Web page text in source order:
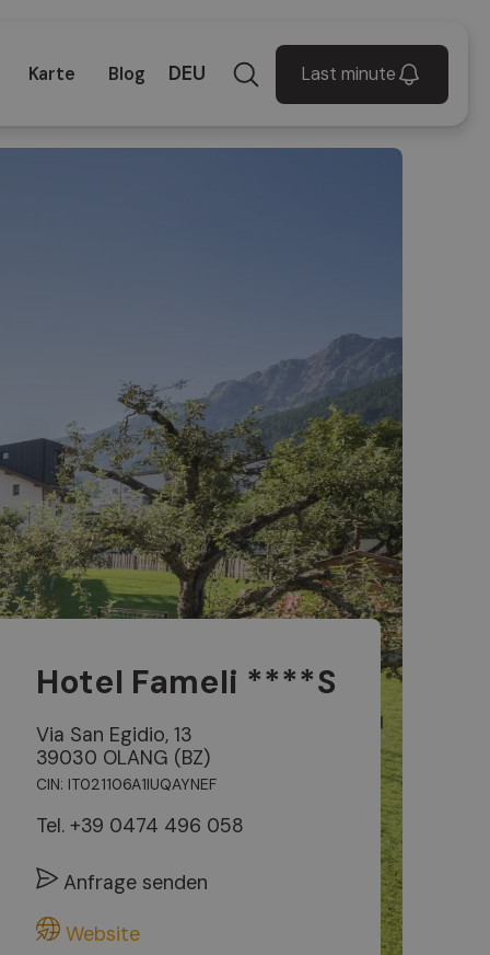
Karte Blog DEU Last minute
Hotel Fameli ****S
Via San Egidio, 13
39030 OLANG (BZ)
CIN: IT021106A1IUQAYNEF
Tel. +39 0474 496 058
Anfrage senden
Website